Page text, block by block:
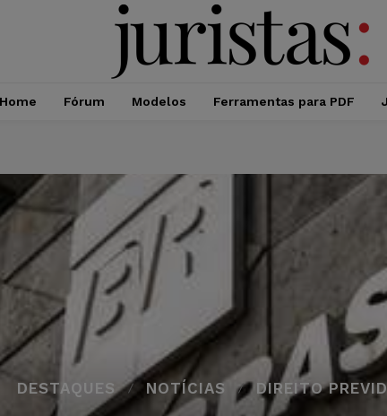
Home Fórum Modelos Ferramentas para PDF
DESTAQUES NOTÍCIAS DIREITO